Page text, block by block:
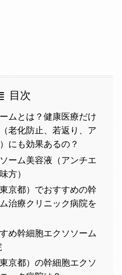
目次
ムとは？健康医療だけ
老化防止、若返り、ア
にも効果あるの？
ーム美容液（アンチエ
方）
京都）でおすすめの幹
治療クリニック病院を
め幹細胞エクソソーム
京都）の幹細胞エクソ